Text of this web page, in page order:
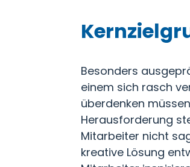
Besonders
einem sich rasch
überdenken
Herausforderung
Mitarbeiter nicht
kreative Lösung